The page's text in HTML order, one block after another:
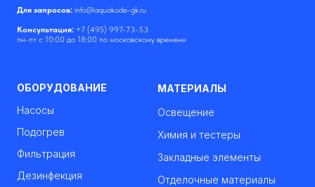
Для запросов: info@aquakode-gk.ru
Консультация: +7 (495) 997-73-53
пн-пт с 10:00 до 18:00 по московскому времени
ОБОРУДОВАНИЕ
Насосы
Подогрев
Фильтрация
Дезинфекция
МАТЕРИАЛЫ
Освещение
Химия и тестеры
Закладные элементы
Отделочные материалы